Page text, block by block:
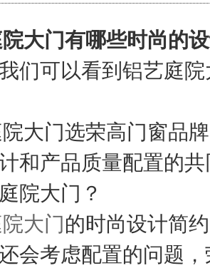
大门有哪些时尚的
们可以看到铝艺庭
大门选荣高门窗品
和产品质量配置的
院大门？
大门的时尚设计简
会考虑配置的问题